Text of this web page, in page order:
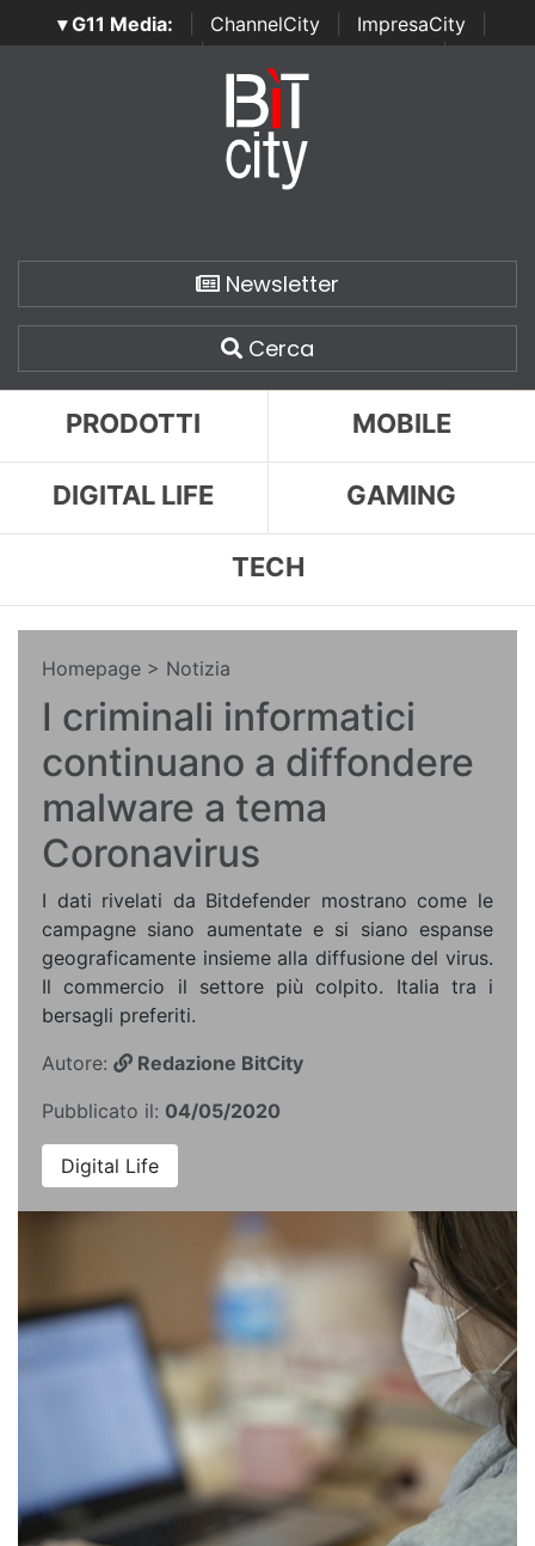
▾ G11 Media: ChannelCity ImpresaCity
SecurityOpenLab | Italian Channel Awards | Italian
Italian Security Awards
Newsletter
Cerca
PRODOTTI MOBILE
DIGITAL LIFE GAMING
TECH
Homepage > Notizia
I criminali informatici
continuano a diffondere
malware a tema
Coronavirus
I dati rivelati da Bitdefender mostrano come le
campagne siano aumentate e si siano espanse
geograficamente insieme alla diffusione del virus.
Il commercio il settore più colpito. Italia tra i
bersagli preferiti.
Autore:
Redazione BitCity
Pubblicato il: 04/05/2020
Digital Life